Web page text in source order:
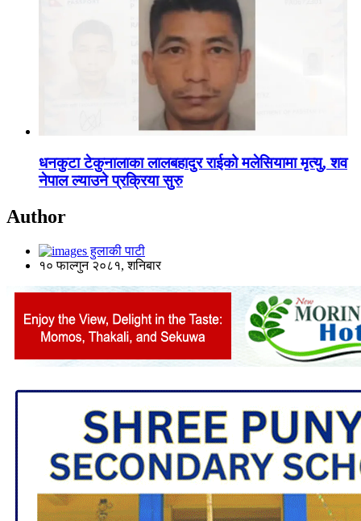
धनकुटा टेकुनालाका लालबहादुर राईको मलेसियामा मृत्यु, शव
नेपाल ल्याउने प्रक्रिया सुरु
Author
हुलाकी पाटी
१० फाल्गुन २०८१, शनिबार